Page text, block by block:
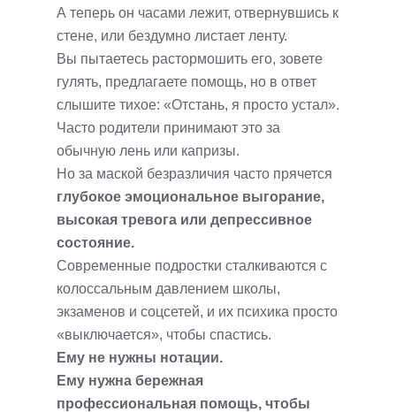
А теперь он часами лежит, отвернувшись к
стене, или бездумно листает ленту.
Вы пытаетесь растормошить его, зовете
гулять, предлагаете помощь, но в ответ
слышите тихое: «Отстань, я просто устал».
Часто родители принимают это за
обычную лень или капризы.
Но за маской безразличия часто прячется
глубокое эмоциональное выгорание,
высокая тревога или депрессивное
состояние.
Современные подростки сталкиваются с
колоссальным давлением школы,
экзаменов и соцсетей, и их психика просто
«выключается», чтобы спастись.
Ему не нужны нотации.
Ему нужна бережная
профессиональная помощь, чтобы